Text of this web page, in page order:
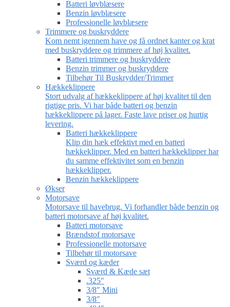
Batteri løvblæsere
Benzin løvblæsere
Professionelle løvblæsere
Trimmere og buskryddere
Kom nemt igennem have og få ordnet kanter og krat
med buskryddere og trimmere af høj kvalitet.
Batteri trimmere og buskryddere
Benzin trimmer og buskryddere
Tilbehør Til Buskrydder/Trimmer
Hækkeklippere
Stort udvalg af hækkeklippere af høj kvalitet til den
rigtige pris. Vi har både batteri og benzin
hækkeklippere på lager. Faste lave priser og hurtig
levering.
Batteri hækkeklippere
Klip din hæk effektivt med en batteri
hækkeklipper. Med en batteri hækkeklipper har
du samme effektivitet som en benzin
hækkeklipper.
Benzin hækkeklippere
Økser
Motorsave
Motorsave til havebrug. Vi forhandler både benzin og
batteri motorsave af høj kvalitet.
Batteri motorsave
Brændstof motorsave
Professionelle motorsave
Tilbehør til motorsave
Sværd og kæder
Sværd & Kæde sæt
.325″
3/8″ Mini
3/8″